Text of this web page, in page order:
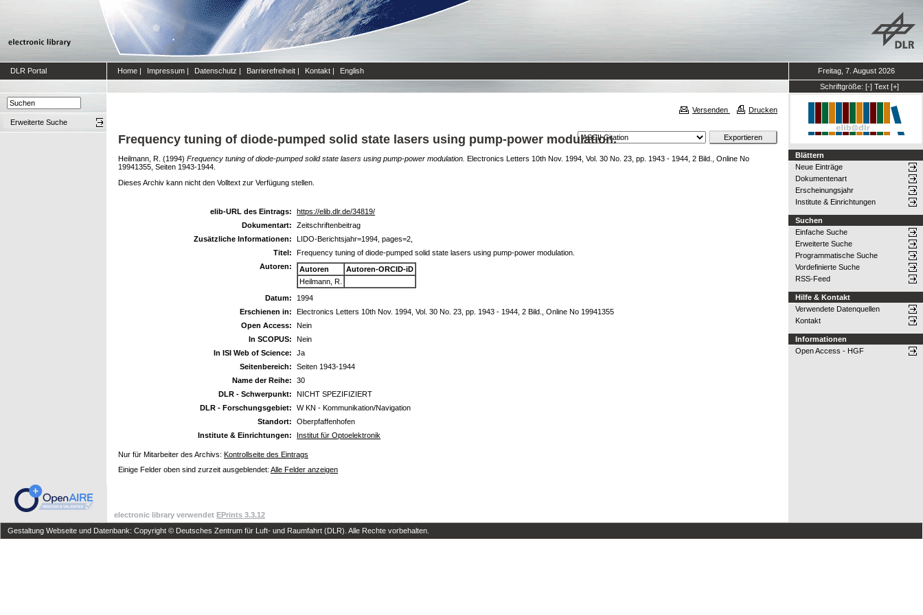
DLR Portal Home | Impressum | Datenschutz | Barrierefreiheit | Kontakt | English
Freitag, 7. August 2026
Schriftgröße: [-] Text [+]
Erweiterte Suche
Versenden Drucken
Frequency tuning of diode-pumped solid state lasers using pump-power modulation.
Heilmann, R. (1994) Frequency tuning of diode-pumped solid state lasers using pump-power modulation. Electronics Letters 10th Nov. 1994, Vol. 30 No. 23, pp. 1943 - 1944, 2 Bild., Online No
19941355, Seiten 1943-1944.
Dieses Archiv kann nicht den Volltext zur Verfügung stellen.
elib-URL des Eintrags:
https://elib.dlr.de/34819/
Dokumentart:
Zeitschriftenbeitrag
Zusätzliche Informationen:
LIDO-Berichtsjahr=1994, pages=2,
Titel:
Frequency tuning of diode-pumped solid state lasers using pump-power modulation.
Autoren:
Autoren
Autoren-ORCID-iD
Heilmann, R.
Datum:
1994
Erschienen in:
Electronics Letters 10th Nov. 1994, Vol. 30 No. 23, pp. 1943 - 1944, 2 Bild., Online No 19941355
Open Access:
Nein
In SCOPUS:
Nein
In ISI Web of Science:
Ja
Seitenbereich:
Seiten 1943-1944
Name der Reihe:
30
DLR - Schwerpunkt:
NICHT SPEZIFIZIERT
DLR - Forschungsgebiet:
W KN - Kommunikation/Navigation
Standort:
Oberpfaffenhofen
Institute & Einrichtungen:
Institut für Optoelektronik
Nur für Mitarbeiter des Archivs: Kontrollseite des Eintrags
Einige Felder oben sind zurzeit ausgeblendet: Alle Felder anzeigen
Blättern
Neue Einträge
Dokumentenart
Erscheinungsjahr
Institute & Einrichtungen
Suchen
Einfache Suche
Erweiterte Suche
Programmatische Suche
Vordefinierte Suche
RSS-Feed
Hilfe & Kontakt
Verwendete Datenquellen
Kontakt
Informationen
Open Access - HGF
electronic library verwendet EPrints 3.3.12
Gestaltung Webseite und Datenbank: Copyright © Deutsches Zentrum für Luft- und Raumfahrt (DLR). Alle Rechte vorbehalten.